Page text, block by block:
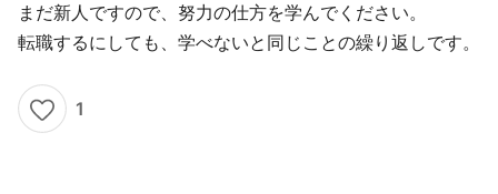
まだ新人ですので、努力の仕方を学んでください。
転職するにしても、学べないと同じことの繰り返しです。
1